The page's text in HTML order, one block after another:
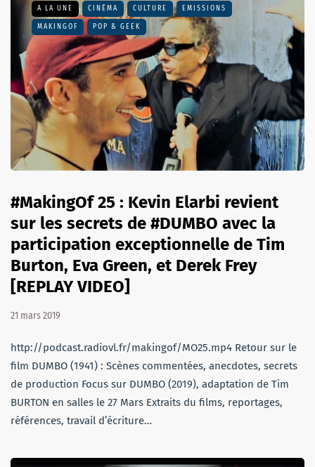
A LA UNE CINÉMA CULTURE EMISSIONS
MAKINGOF POP & GEEK
#MakingOf 25 : Kevin Elarbi revient
sur les secrets de #DUMBO avec la
participation exceptionnelle de Tim
Burton, Eva Green, et Derek Frey
[REPLAY VIDEO]
21 mars 2019
http://podcast.radiovl.fr/makingof/MO25.mp4 Retour sur le
film DUMBO (1941) : Scènes commentées, anecdotes, secrets
de production Focus sur DUMBO (2019), adaptation de Tim
BURTON en salles le 27 Mars Extraits du films, reportages,
références, travail d’écriture…